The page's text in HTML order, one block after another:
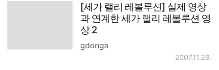
[세가 랠리 레볼루션] 실제 영상
과 연계한 세가 랠리 레볼루션 영
상 2
gdonga
2007.11.29.